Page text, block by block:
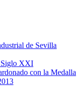
de Sevilla
Siglo XXI
con la Medalla